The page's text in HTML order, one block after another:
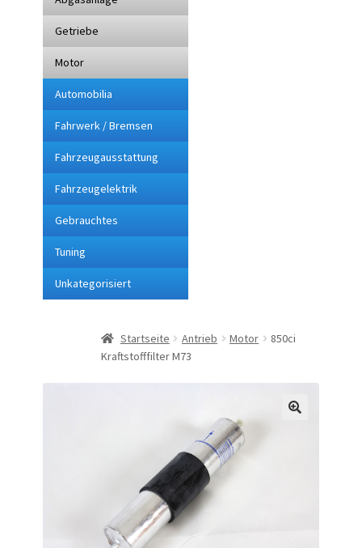
Impressum
Kasse
Lieferung
Mein Konto
Startseite
Suchbegriffe
Versandarten
Getriebe
Motor
Automobilia
Fahrwerk / Bremsen
Fahrzeugausstattung
Fahrzeugelektrik
Gebrauchtes
Tuning
Unkategorisiert
Startseite Antrieb Motor
850ci
Kraftstofffilter M73